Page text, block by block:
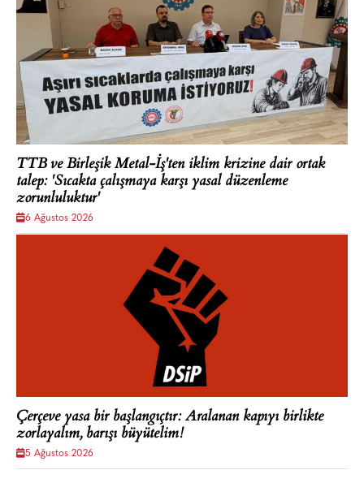
TTB ve Birleşik Metal-İş'ten iklim krizine dair ortak
talep: 'Sıcakta çalışmaya karşı yasal düzenleme
zorunluluktur'
6 Ağustos 2026
Çerçeve yasa bir başlangıçtır: Aralanan kapıyı birlikte
zorlayalım, barışı büyütelim!
5 Ağustos 2026